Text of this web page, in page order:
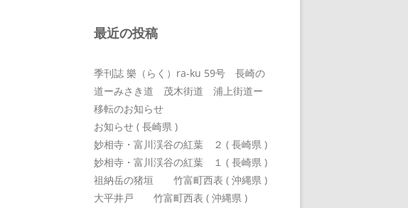
最近の投稿
季刊誌 樂（らく）ra-ku 59号 長崎の
道ーみさき道 茂木街道 浦上街道ー
移転のお知らせ
お知らせ ( 長崎県 )
妙相寺・富川渓谷の紅葉 ２ ( 長崎県 )
妙相寺・富川渓谷の紅葉 １ ( 長崎県 )
祖納岳の猪垣 竹富町西表 ( 沖縄県 )
大平井戸 竹富町西表 ( 沖縄県 )